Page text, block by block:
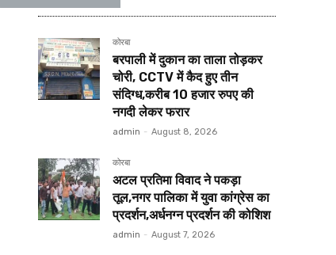
कोरबा
बरपाली में दुकान का ताला तोड़कर
चोरी, CCTV में कैद हुए तीन
संदिग्ध,करीब 10 हजार रुपए की
नगदी लेकर फरार
admin - August 8, 2026
कोरबा
अटल प्रतिमा विवाद ने पकड़ा
तूल,नगर पालिका में युवा कांग्रेस का
प्रदर्शन,अर्धनग्न प्रदर्शन की कोशिश
admin - August 7, 2026